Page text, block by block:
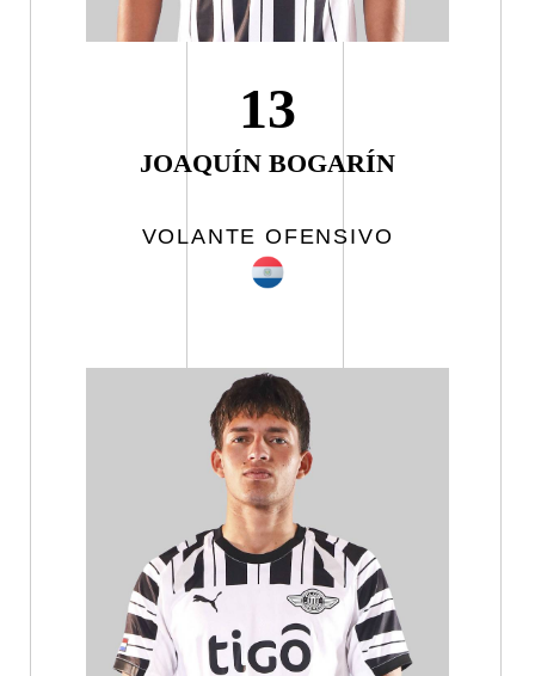
13
JOAQUÍN BOGARÍN
VOLANTE OFENSIVO